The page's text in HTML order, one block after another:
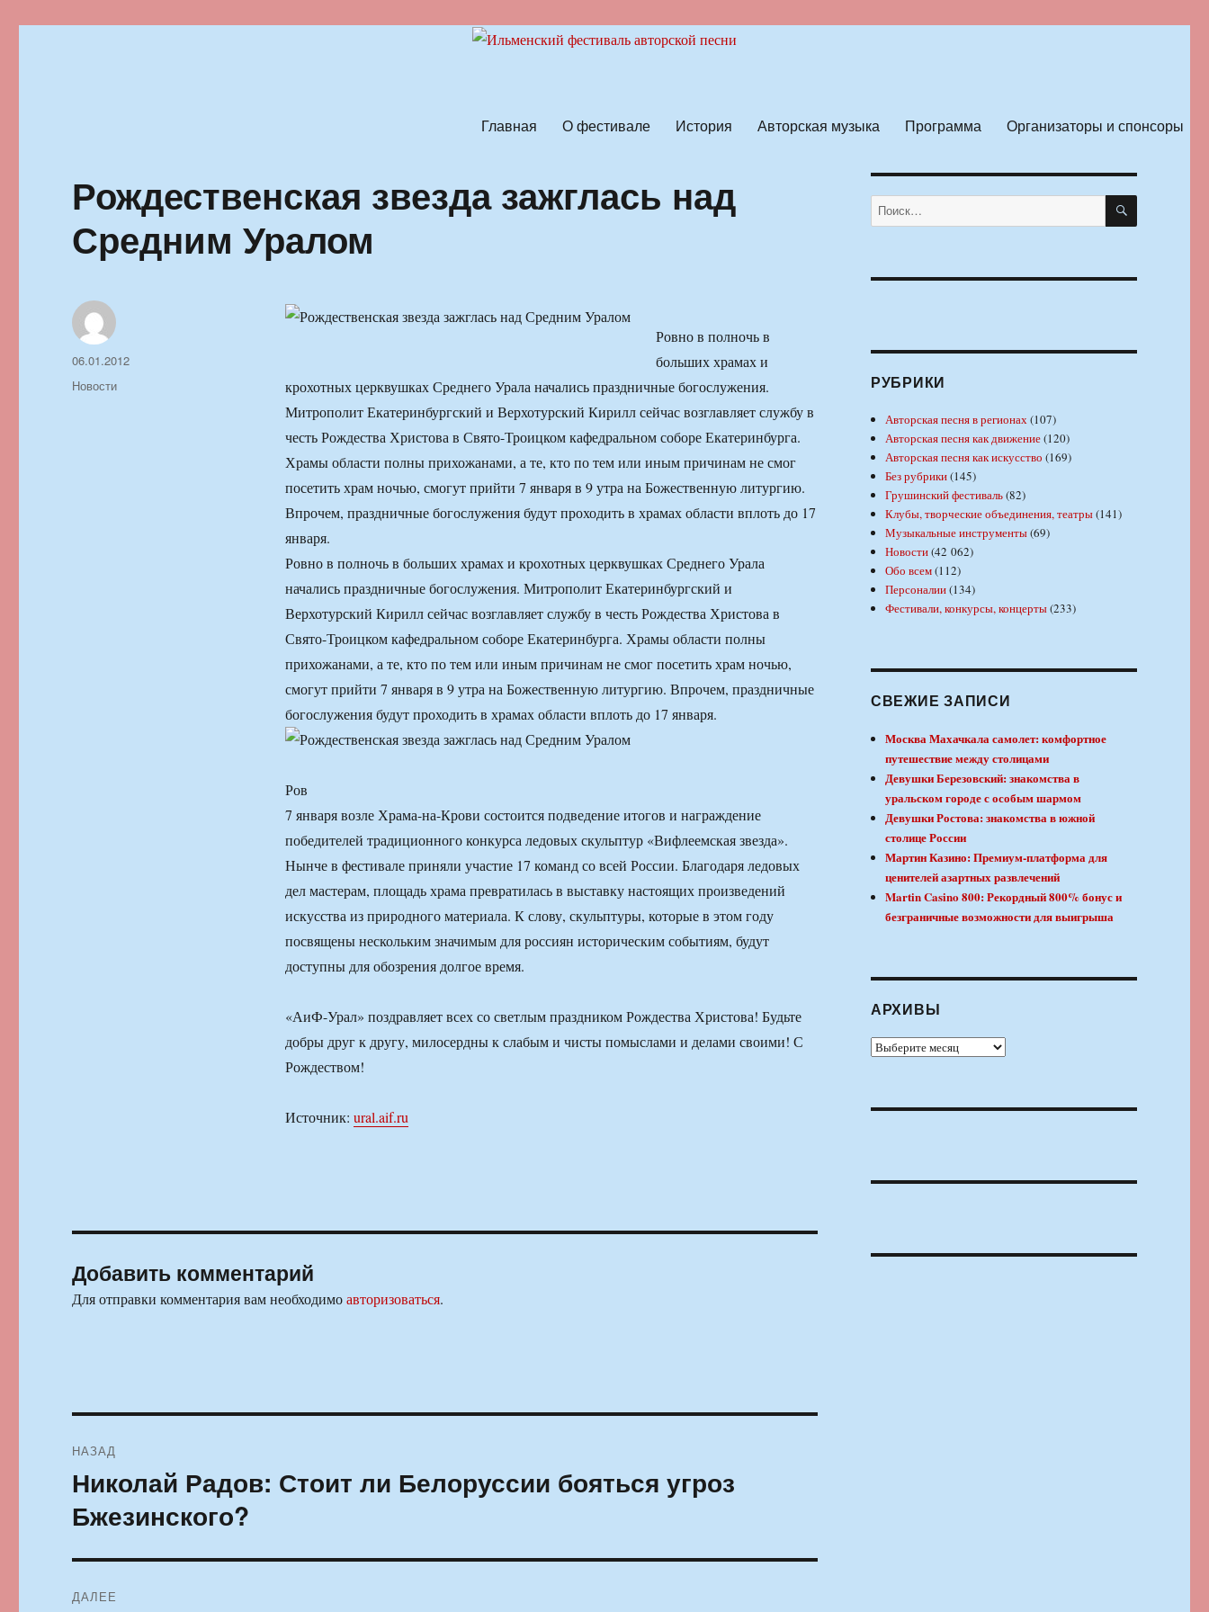
Главная О фестивале История Авторская музыка Программа Организаторы и спонсоры
Рождественская звезда зажглась над
Средним Уралом
Ровно в полночь в
больших храмах и
крохотных церквушках Среднего Урала начались праздничные богослужения.
Митрополит Екатеринбургский и Верхотурский Кирилл сейчас возглавляет службу в
честь Рождества Христова в Свято-Троицком кафедральном соборе Екатеринбурга.
Храмы области полны прихожанами, а те, кто по тем или иным причинам не смог
посетить храм ночью, смогут прийти 7 января в 9 утра на Божественную литургию.
Впрочем, праздничные богослужения будут проходить в храмах области вплоть до 17
января.
Ровно в полночь в больших храмах и крохотных церквушках Среднего Урала
начались праздничные богослужения. Митрополит Екатеринбургский и
Верхотурский Кирилл сейчас возглавляет службу в честь Рождества Христова в
Свято-Троицком кафедральном соборе Екатеринбурга. Храмы области полны
прихожанами, а те, кто по тем или иным причинам не смог посетить храм ночью,
смогут прийти 7 января в 9 утра на Божественную литургию. Впрочем, праздничные
богослужения будут проходить в храмах области вплоть до 17 января.
Ров
7 января возле Храма-на-Крови состоится подведение итогов и награждение
победителей традиционного конкурса ледовых скульптур «Вифлеемская звезда».
Нынче в фестивале приняли участие 17 команд со всей России. Благодаря ледовых
дел мастерам, площадь храма превратилась в выставку настоящих произведений
искусства из природного материала. К слову, скульптуры, которые в этом году
посвящены нескольким значимым для россиян историческим событиям, будут
доступны для обозрения долгое время.
«АиФ-Урал» поздравляет всех со светлым праздником Рождества Христова! Будьте
добры друг к другу, милосердны к слабым и чисты помыслами и делами своими! С
Рождеством!
Источник: ural.aif.ru
Автор
Опубликовано
06.01.2012
Рубрики
Новости
Добавить комментарий
Для отправки комментария вам необходимоавторизоваться.
по
записям
НАЗАД
Предыдущая
Николай Радов: Стоит ли Белоруссии бояться угроз
Бжезинского?
ДАЛЕЕ
Искать: ПОИСК
РУБРИКИ
Авторская песня в регионах(107)
Авторская песня как движение(120)
Авторская песня как искусство (169)
Без рубрики(145)
Грушинский фестиваль(82)
Клубы, творческие объединения, театры(141)
Музыкальные инструменты(69)
Новости(42 062)
Обо всем(112)
Персоналии(134)
Фестивали, конкурсы, концерты(233)
СВЕЖИЕ ЗАПИСИ
Москва Махачкала самолет: комфортное
путешествие между столицами
Девушки Березовский: знакомства в
уральском городе с особым шармом
Девушки Ростова: знакомства в южной
столице России
Мартин Казино: Премиум-платформа для
ценителей азартных развлечений
Martin Casino 800: Рекордный 800% бонус и
безграничные возможности для выигрыша
АРХИВЫ
Архивы